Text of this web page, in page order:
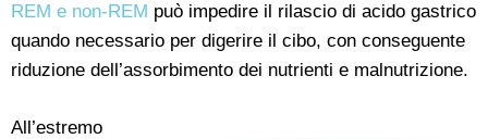
REM e non-REM può impedire il rilascio di acido gastrico
quando necessario per digerire il cibo, con conseguente
riduzione dell’assorbimento dei nutrienti e malnutrizione.
All’estremo